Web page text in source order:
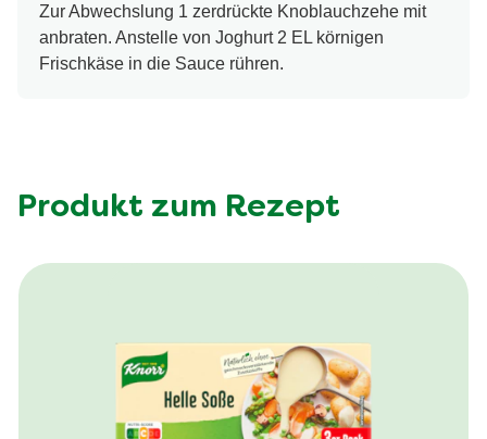
Zur Abwechslung 1 zerdrückte Knoblauchzehe mit
anbraten. Anstelle von Joghurt 2 EL körnigen
Frischkäse in die Sauce rühren.
Produkt zum Rezept